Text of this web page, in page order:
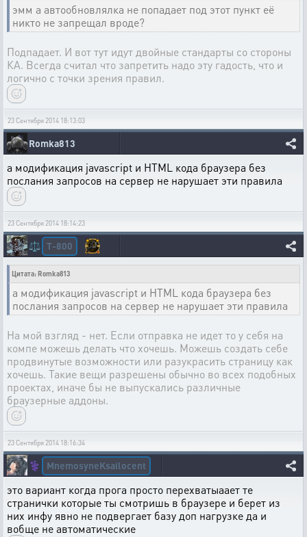
эмм а автообновлялка не попадает под этот пункт её
никто не запрещал вроде?
Подпадает. И вот тут идут двойные стандарты со стороны
КА. Всегда считал что запретить надо эту гадость, что и
логично с точки зрения правил.
23 Сентября 2014 18:13:03
Romka813
а модификация javascript и HTML кода браузера без
послания запросов на сервер не нарушает эти правила
23 Сентября 2014 18:14:23
⚖️ T-800
Цитата: Romka813
а модификация javascript и HTML кода браузера без
послания запросов на сервер не нарушает эти правила
На мой взгляд - нет. Если отправка не идет то у себя на
компе можешь делать что хочешь. Можешь создать себе
продвинутые возможности или разукрасить страницу как
хочешь. Такие вещи разрешены обычно во всех подобных
проектах, иначе бы не выпускались различные
браузерные аддоны.
23 Сентября 2014 18:16:34
⚕️ MnemosyneKsailocent
это вариант когда прога просто перехватыаает те
странички которые ты смотришь в браузере и берет из
них инфу явно не подвергает базу доп нагрузке да и
вобще не автоматические